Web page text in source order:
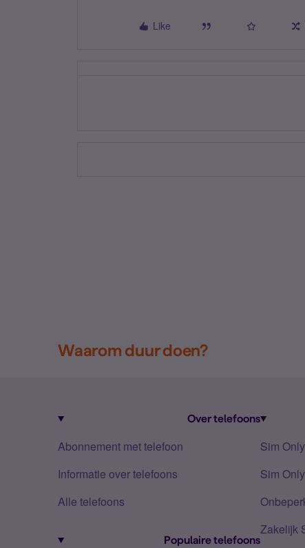
Like
Waarom duur doen?
Over telefoons
Abonnement met telefoon
Informatie over telefoons
Alle telefoons
Populaire telefoons
Sim Only
Sim
Zakelijk